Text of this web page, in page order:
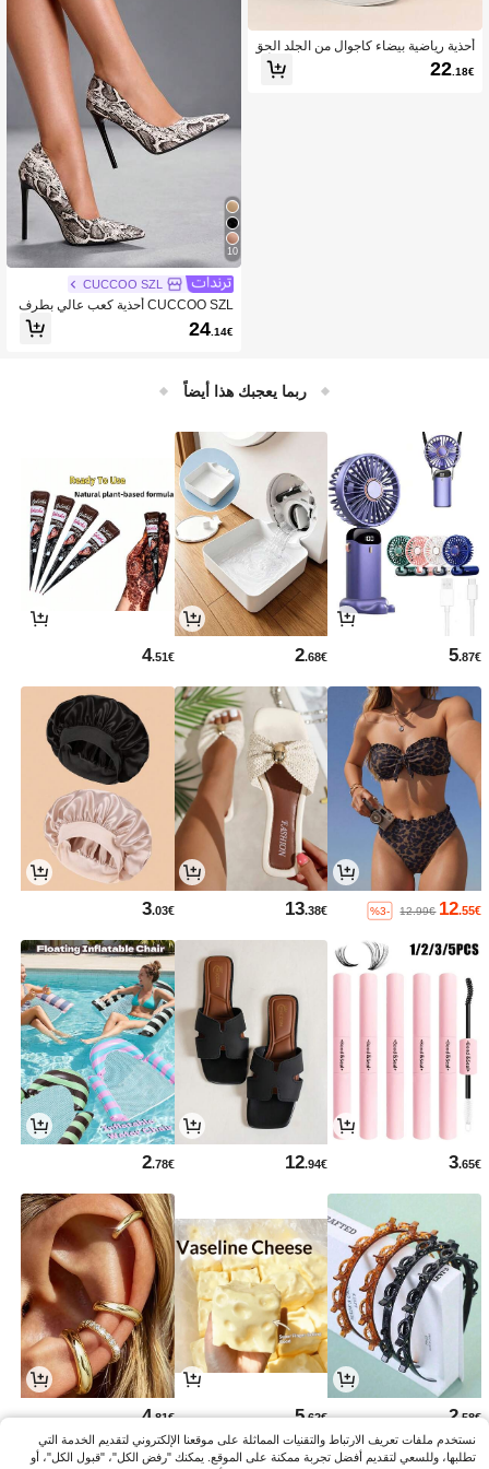
أحذية رياضية بيضاء كاجوال من الجلد الحق
يقي بنمط جلد الثعبان صيف/ربيع جديد، أح
ذية رياضية متعددة الاستخدامات
22.18€
10
CUCCOO SZL
CUCCOO SZL أحذية كعب عالي بطرف
مدبب بنمط جلد الثعبان للنساء، أحذية أسا
سية بسيطة وجذابة للمناسبات والحفلات
24.14€
ربما يعجبك هذا أيضاً
5.87€
2.68€
4.51€
12.55€
12.99€
%3-
13.38€
3.03€
3.65€
12.94€
2.78€
2.58€
5.62€
4.81€
نستخدم ملفات تعريف الارتباط والتقنيات المماثلة على موقعنا الإلكتروني لتقديم الخدمة التي
تطلبها، وللسعي لتقديم أفضل تجربة ممكنة على الموقع. يمكنك "رفض الكل"، "قبول الكل"، أو